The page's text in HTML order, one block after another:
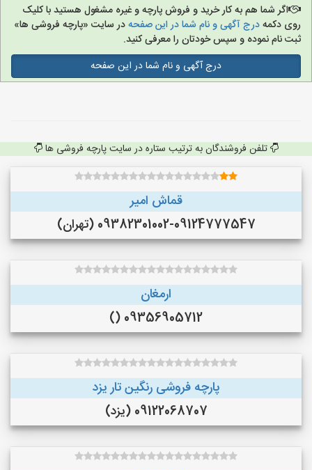
اگر شما هم به کار خرید و فروش پارچه و غیره مشغول هستید با کلیک
روی دکمهدرج آگهی و نام شما در این صفحهدر سایت «پارچه فروشی ها»
ثبت نام نموده و سپس خودتان را معرفی کنید.
درج آگهی و نام شما در این صفحه
تلفن فروشندگان به ترتیب ستاره در سایت پارچه فروشی ها
قماش امیر
09382301002-09124777547 (تهران)
ارمغان
09356905712 ()
پارچه فروشی رنگین تار یزد
09122068707 (یزد)